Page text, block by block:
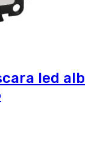
led alb